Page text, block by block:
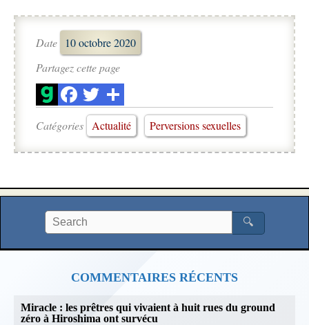
Date
10 octobre 2020
Partagez cette page
Catégories Actualité Perversions sexuelles
🔍
COMMENTAIRES RÉCENTS
Miracle : les prêtres qui vivaient à huit rues du ground
zéro à Hiroshima ont survécu